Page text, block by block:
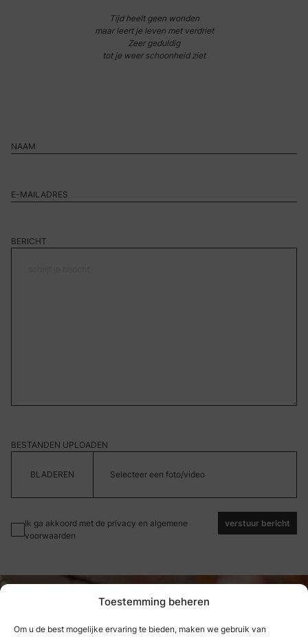
Toestemming beheren
Om u de best mogelijke ervaring te bieden, maken we gebruik van
Tijd heelt geen wonden
maar leert je leven met verdriet
Zeer geduldig
tot je weer schoonheid ziet
BERICHT
BESTANDEN UPLOADEN
Selecteer een foto/video
Ik ga akkoord met de privacy en algemene
voorwaarden
verstuur bericht